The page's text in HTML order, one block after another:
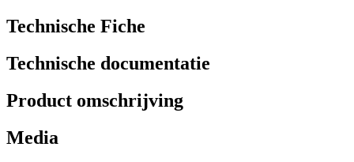
Technische Fiche
Technische documentatie
Product omschrijving
Media